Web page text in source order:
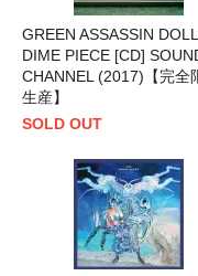
GREEN ASSASSIN
DIME PIECE [CD]
CHANNEL (2017)【完全
生産】
SOLD OUT